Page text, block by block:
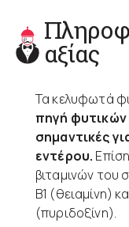
αξίας
Τα κελυφωτά
πηγή φυτικών
σημαντικές
εντέρου.
βιταμινών του
Β1 (θειαμίνη)
(πυριδοξίνη).